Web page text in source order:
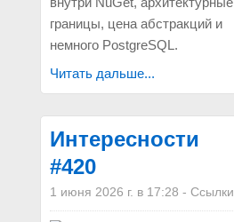
границы, цена абстракций и
немного PostgreSQL.
Читать дальше...
Интересности
#420
1 июня 2026 г. в 17:28 - Ссылки